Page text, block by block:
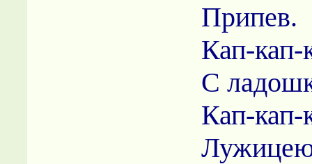
Припев.
Кап-кап-
С
Кап-кап-
Лужицею